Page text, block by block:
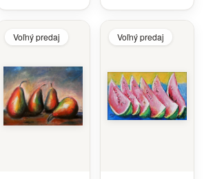
Voľný predaj Voľný predaj